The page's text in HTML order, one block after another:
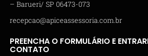
– Barueri/ SP 06473-073
recepcao@apiceassessoria.com.br
PREENCHA O FORMULÁRIO E
CONTATO